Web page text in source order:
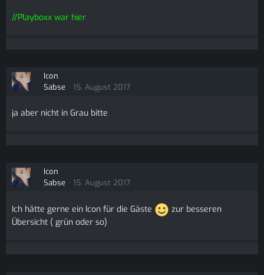
//Playboxx war hier
Icon
Sabse
15. August 2017
ja aber nicht in Grau bitte
Icon
Sabse
15. August 2017
Ich hätte gerne ein Icon für die Gäste
zur besseren
Übersicht ( grün oder so)